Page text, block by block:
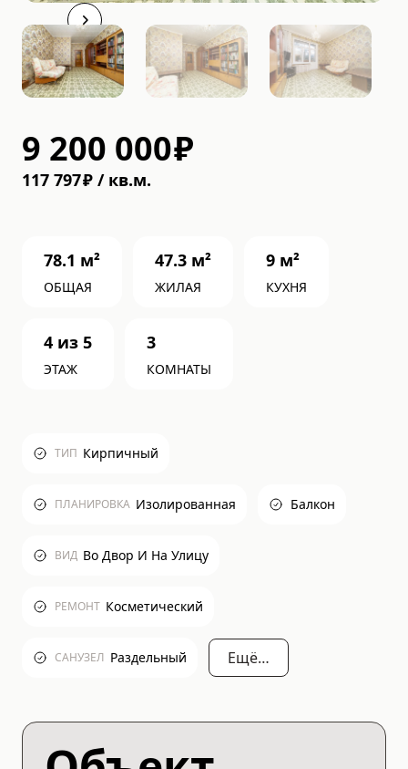
9 200 000₽
117 797₽ / кв.м.
78.1 м²
ОБЩАЯ
47.3 м²
ЖИЛАЯ
9 м²
КУХНЯ
4 из 5
ЭТАЖ
3
КОМНАТЫ
ТИП Кирпичный
ПЛАНИРОВКА Изолированная Балкон
ВИД Во Двор И На Улицу
РЕМОНТ Косметический
САНУЗЕЛ Раздельный Ещё…